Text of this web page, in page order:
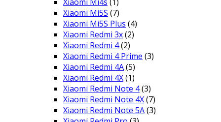
Xiaomi Mi5S (7)
Xiaomi Mi5S Plus (4)
Xiaomi Redmi 3x(2)
Xiaomi Redmi 4(2)
Xiaomi Redmi 4 Prime (3)
Xiaomi Redmi 4A(5)
Xiaomi Redmi 4X(1)
Xiaomi Redmi Note 4(3)
Xiaomi Redmi Note 4X(7)
Xiaomi Redmi Note 5A(3)